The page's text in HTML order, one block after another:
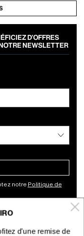
D’OFFRES
NEWSLETTER
notre Politique de
d'une remise de